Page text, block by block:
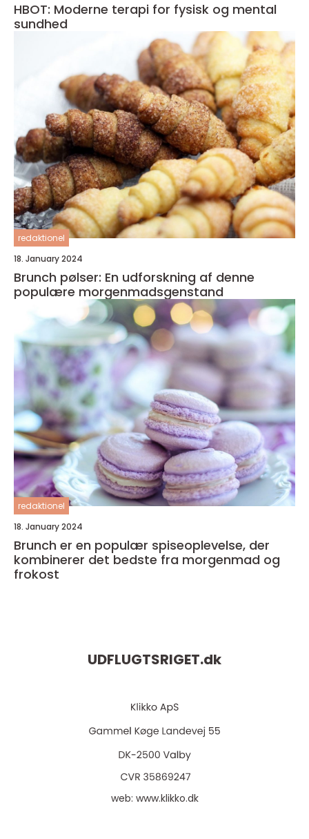
HBOT: Moderne terapi for fysisk og mental
sundhed
redaktionel
18. January 2024
Brunch pølser: En udforskning af denne
populære morgenmadsgenstand
redaktionel
18. January 2024
Brunch er en populær spiseoplevelse, der
kombinerer det bedste fra morgenmad og
frokost
UDFLUGTSRIGET.dk
web: www.klikko.dk